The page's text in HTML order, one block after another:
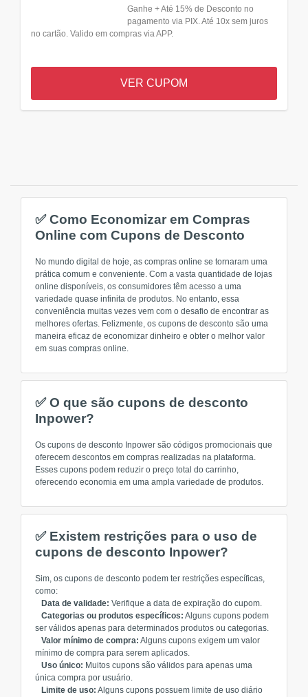
Ganhe + Até 15% de Desconto no
pagamento via PIX. Até 10x sem juros
no cartão. Valido em compras via APP.
VER CUPOM
✅ Como Economizar em Compras
Online com Cupons de Desconto
No mundo digital de hoje, as compras online se tornaram uma
prática comum e conveniente. Com a vasta quantidade de lojas
online disponíveis, os consumidores têm acesso a uma
variedade quase infinita de produtos. No entanto, essa
conveniência muitas vezes vem com o desafio de encontrar as
melhores ofertas. Felizmente, os cupons de desconto são uma
maneira eficaz de economizar dinheiro e obter o melhor valor
em suas compras online.
✅ O que são cupons de desconto
Inpower?
Os cupons de desconto Inpower são códigos promocionais que
oferecem descontos em compras realizadas na plataforma.
Esses cupons podem reduzir o preço total do carrinho,
oferecendo economia em uma ampla variedade de produtos.
✅ Existem restrições para o uso de
cupons de desconto Inpower?
Sim, os cupons de desconto podem ter restrições específicas,
como:
Data de validade: Verifique a data de expiração do cupom.
Categorias ou produtos específicos: Alguns cupons podem
ser válidos apenas para determinados produtos ou categorias.
Valor mínimo de compra: Alguns cupons exigem um valor
mínimo de compra para serem aplicados.
Uso único: Muitos cupons são válidos para apenas uma
única compra por usuário.
Limite de uso: Alguns cupons possuem limite de uso diário